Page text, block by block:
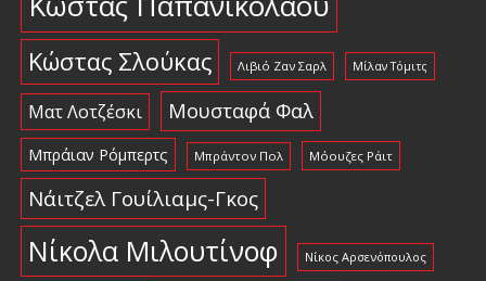
Κώστας Σλούκας Λιβιό Ζαν Σαρλ Μίλαν Τόμιτς
Ματ Λοτζέσκι Μουσταφά Φαλ
Μπράιαν Ρόμπερτς Μπράντον Πολ Μόουζες Ράιτ
Νάιτζελ Γουίλιαμς-Γκος
Νίκολα Μιλουτίνοφ Νίκος Αρσενόπουλος